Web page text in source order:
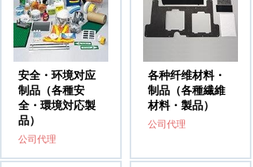
安全・环境对应
制品（各種安
全・環境対応製
品）
公司代理
各种纤维材料・
制品（各種繊維
材料・製品）
公司代理